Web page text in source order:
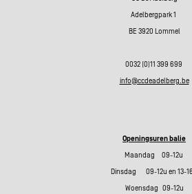
Adelbergpark 1
BE 3920 Lommel
0032 (0)11 399 699
info@ccdeadelberg.be
Openingsuren balie
Maandag 09-12u
Dinsdag 09-12u en 13-
Woensdag 09-12u